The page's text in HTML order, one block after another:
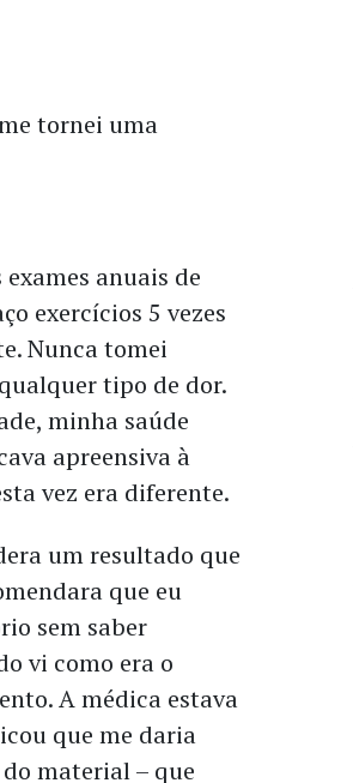
tornei uma
anuais de
exercícios 5 vezes
Nunca tomei
tipo de dor.
minha saúde
apreensiva à
vez era diferente.
um resultado que
que eu
sem saber
vi como era o
A médica estava
que me daria
material – que